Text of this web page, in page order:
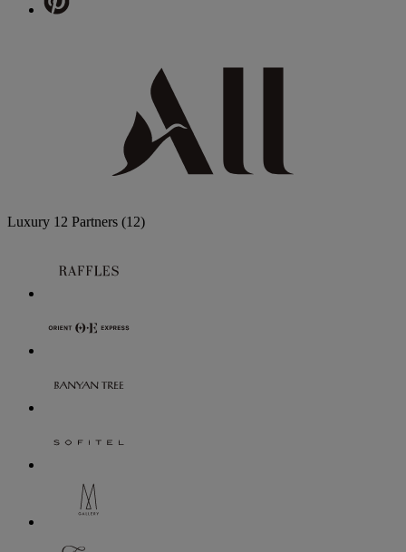
Luxury 12 Partners (12)